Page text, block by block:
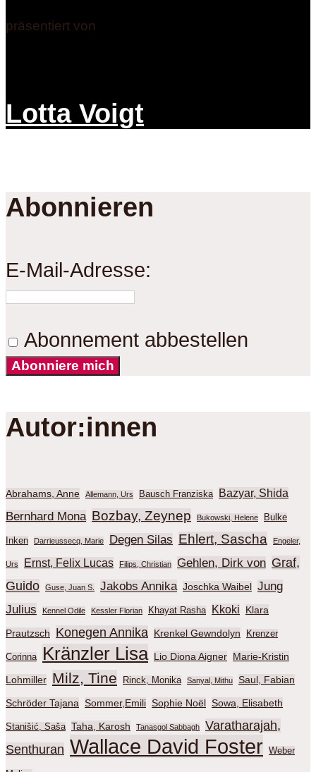
präsentiert von
Lotta Voigt
Abonnieren
E-Mail-Adresse:
Abonnement abbestellen
Abonniere mich
Autor:innen
Abrahams, Anne Allemann, Urs Bausch Franziska Bazyar, Shida
Bernhard Mona Bozbay, Zeynep Bukowski, Helene Bulke
Inken Darrieussecq, Marie Degen Silas Ehlert, Sascha Engeler,
Urs Ernst, Felix Lucas Filips, Christian Gehlen, Dirk von Graf,
Guido
Guse, Juan S. Jakobs Annika Joschka Waibel Jung
Julius
Kennel Odile Kessler Florian Khayat Rasha Kkoki Klara
Prautzsch Konegen Annika Krenkel Gewndolyn Krenzer
Corinna Kränzler Lisa Lio Diona Aigner Marie-Kristin
Lohmiller Milz, Tine Rinck, Monika Sanyal, Mithu Saul, Fabian
Schröder Tajana Sommer,Emili Sophie Noël Sowa, Elisabeth
Stanišić, Saša Taha, Karosh Tanasgol Sabbagh
Varatharajah,
Senthuran Wallace David Foster Weber